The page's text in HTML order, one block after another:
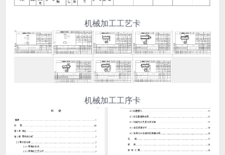
机械加工工艺卡
机械加工工序卡